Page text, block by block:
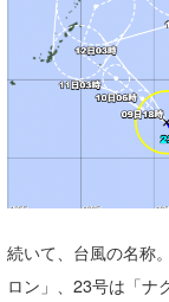
続いて、台風の名称
ロン」、23号は「ナ
上田純子
上條将美
唐澤予報士
米山予報士